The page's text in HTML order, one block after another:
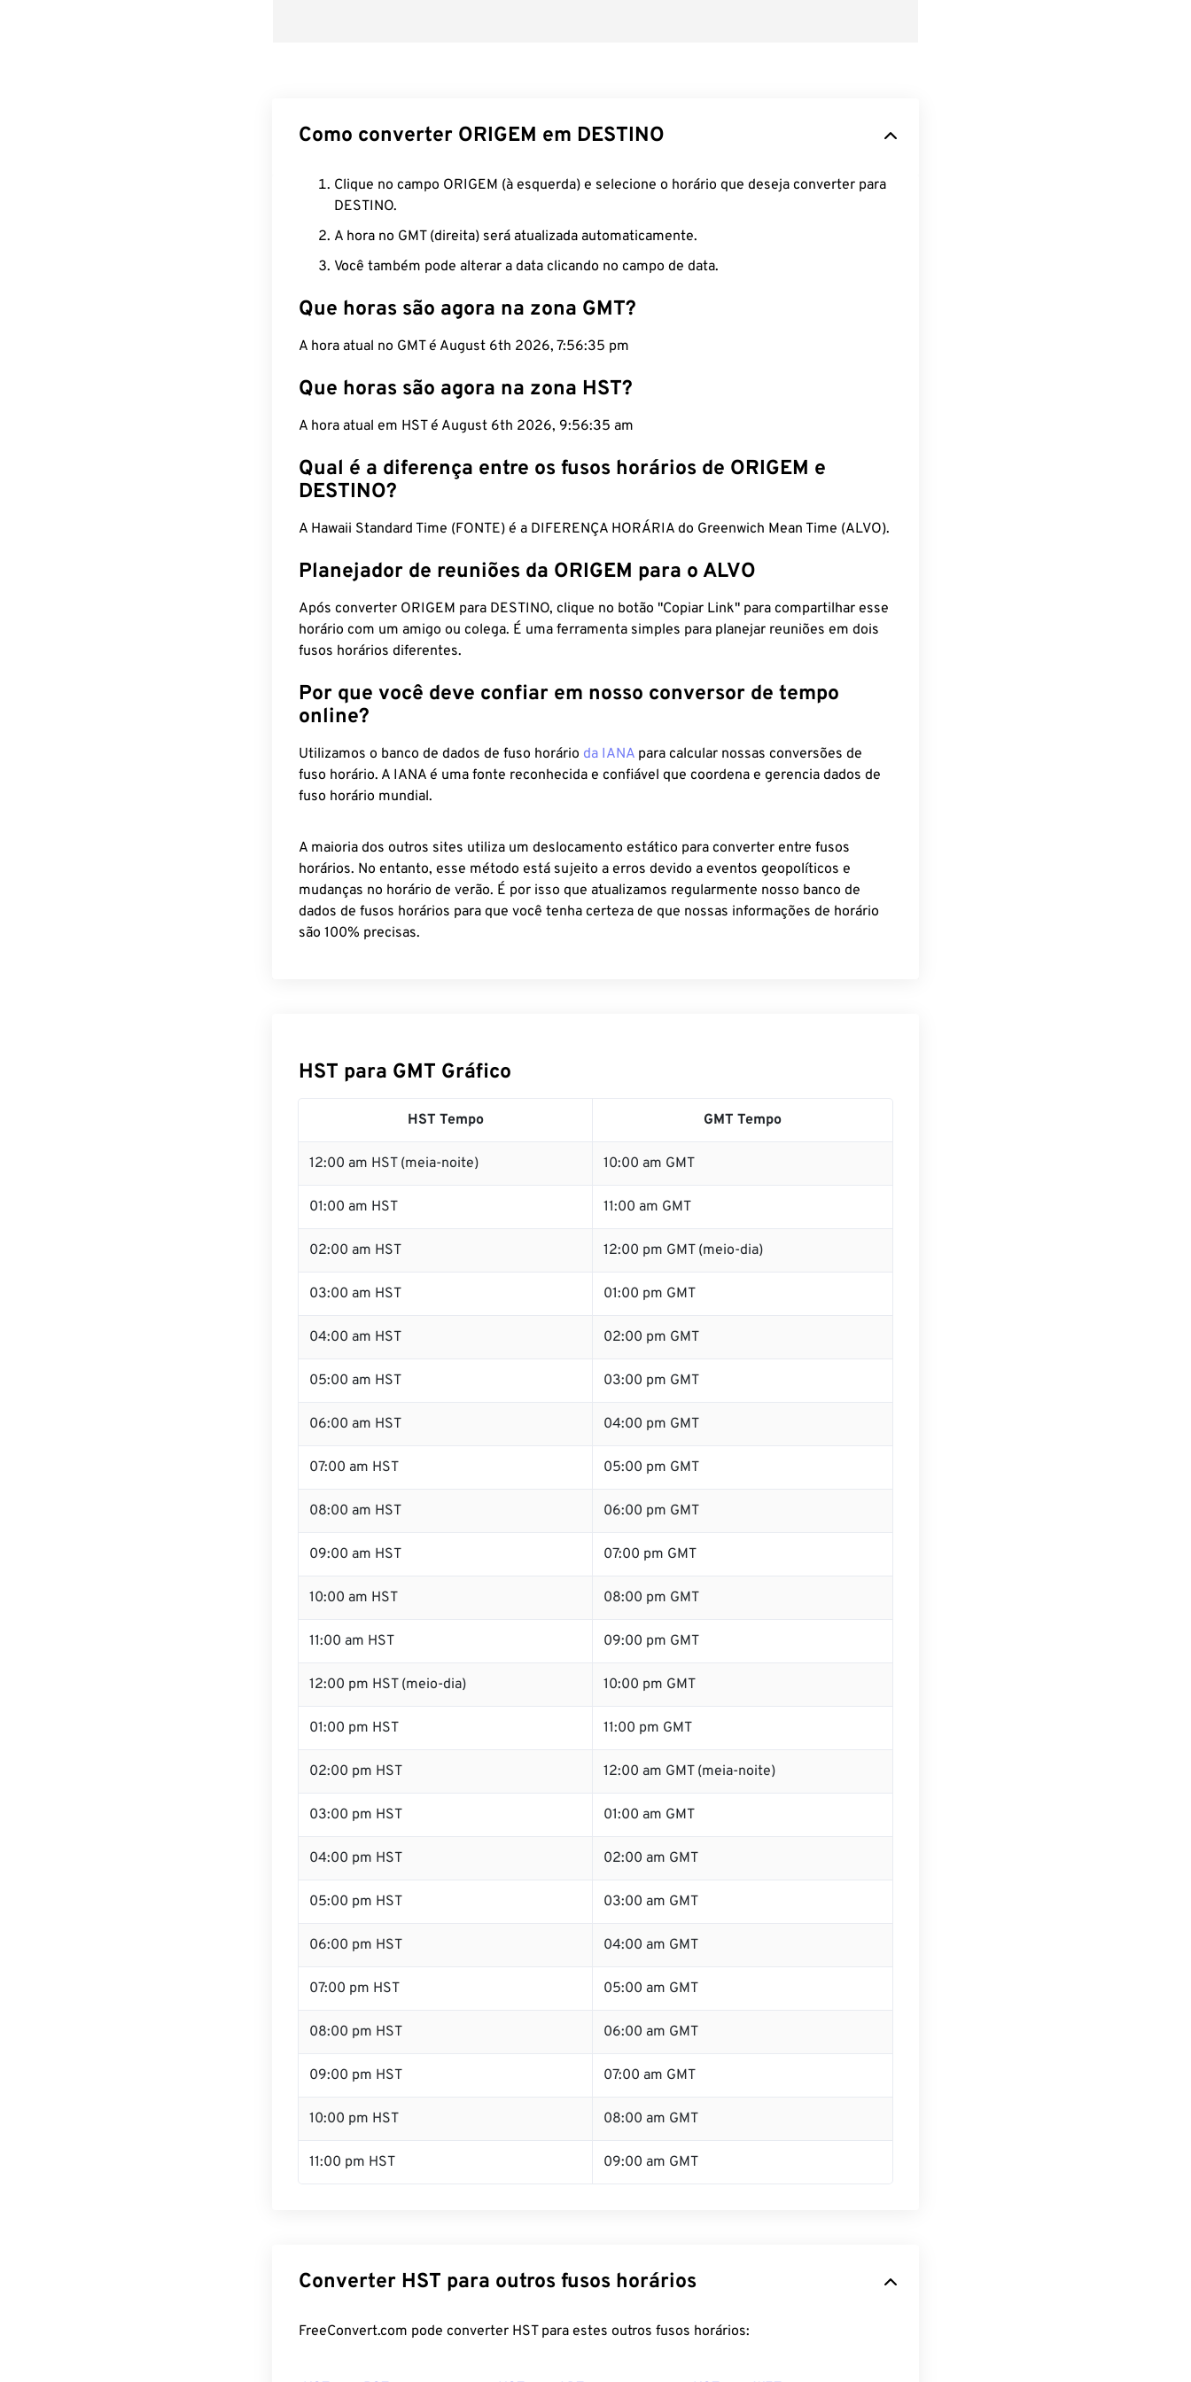
Como converter ORIGEM em DESTINO
Clique no campo ORIGEM (à esquerda) e selecione o horário que deseja converter para
DESTINO.
A hora no GMT (direita) será atualizada automaticamente.
Você também pode alterar a data clicando no campo de data.
Que horas são agora na zona GMT?
A hora atual no GMT é August 6th 2026, 7:56:36 pm
Que horas são agora na zona HST?
A hora atual em HST é August 6th 2026, 9:56:36 am
Qual é a diferença entre os fusos horários de ORIGEM e
DESTINO?
A Hawaii Standard Time (FONTE) é a DIFERENÇA HORÁRIA do Greenwich Mean Time (ALVO).
Planejador de reuniões da ORIGEM para o ALVO
Após converter ORIGEM para DESTINO, clique no botão "Copiar Link" para compartilhar esse
horário com um amigo ou colega. É uma ferramenta simples para planejar reuniões em dois
fusos horários diferentes.
Por que você deve confiar em nosso conversor de tempo
online?
Utilizamos o banco de dados de fuso horário da IANA para calcular nossas conversões de
fuso horário. A IANA é uma fonte reconhecida e confiável que coordena e gerencia dados de
fuso horário mundial.
A maioria dos outros sites utiliza um deslocamento estático para converter entre fusos
horários. No entanto, esse método está sujeito a erros devido a eventos geopolíticos e
mudanças no horário de verão. É por isso que atualizamos regularmente nosso banco de
dados de fusos horários para que você tenha certeza de que nossas informações de horário
são 100% precisas.
HST para GMT Gráfico
HST Tempo GMT Tempo
12:00 am HST (meia-noite) 10:00 am GMT
01:00 am HST 11:00 am GMT
02:00 am HST 12:00 pm GMT (meio-dia)
03:00 am HST 01:00 pm GMT
04:00 am HST 02:00 pm GMT
05:00 am HST 03:00 pm GMT
06:00 am HST 04:00 pm GMT
07:00 am HST 05:00 pm GMT
08:00 am HST 06:00 pm GMT
09:00 am HST 07:00 pm GMT
10:00 am HST 08:00 pm GMT
11:00 am HST 09:00 pm GMT
12:00 pm HST (meio-dia) 10:00 pm GMT
01:00 pm HST 11:00 pm GMT
02:00 pm HST 12:00 am GMT (meia-noite)
03:00 pm HST 01:00 am GMT
04:00 pm HST 02:00 am GMT
05:00 pm HST 03:00 am GMT
06:00 pm HST 04:00 am GMT
07:00 pm HST 05:00 am GMT
08:00 pm HST 06:00 am GMT
09:00 pm HST 07:00 am GMT
10:00 pm HST 08:00 am GMT
11:00 pm HST 09:00 am GMT
Converter HST para outros fusos horários
FreeConvert.com pode converter HST para estes outros fusos horários: